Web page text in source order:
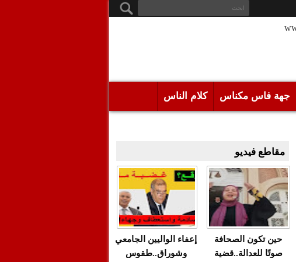
جهة فاس مكناس كلام الناس
مقاطع فيديو
حين تكون الصحافة
صوتًا للعدالة..قضية
إعفاء الواليين الجامعي
وشوراق..طقوس